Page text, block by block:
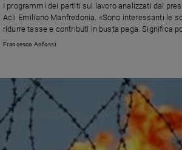
Chiesa
Fede
Santi
Devozione
e
fede
Parola
I programmi dei partiti sul lavoro analizzati dal
Acli Emiliano Manfredonia. «Sono interessanti le soluzioni che tendono a
ridurre tasse e contributi in busta paga. Significa
dignità degli occupati»
Francesco Anfossi